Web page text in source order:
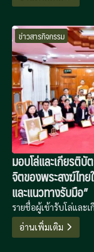
ข่าวสารกิจกรรม
มอบโล่และเกียรติบั
จิตของพระสงฆ์ไท
และแนวทางรับมือ”
รายชื่อผู้เข้ารับโล่แล
อ่านเพิ่มเติม